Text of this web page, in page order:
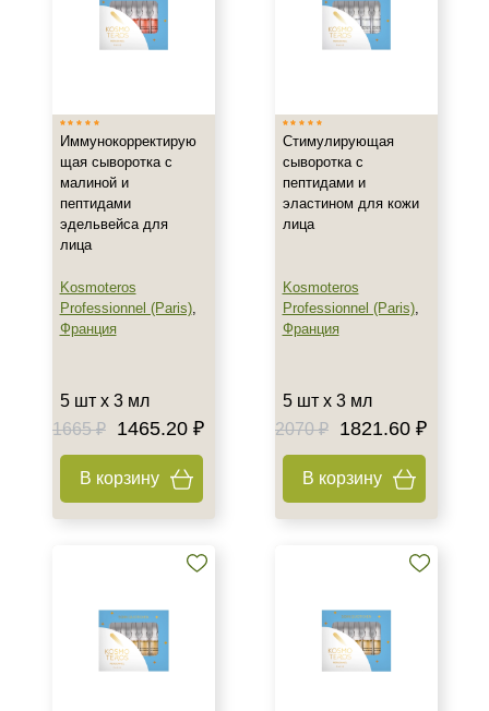
Венгрия
Тип товара
Сыворотка
Биоревитализант
Биорепарант
Класс косметики
Универсальная
Тип кожи
Все типы кожи
Любой возраст
Иммунокорректирую
щая сыворотка с
малиной и
пептидами
эдельвейса для
лица
Kosmoteros
Professionnel (Paris),
Франция
5 шт х 3 мл
1665 ₽
1465.20 ₽
В корзину
Стимулирующая
сыворотка с
пептидами и
эластином для кожи
лица
Kosmoteros
Professionnel (Paris),
Франция
5 шт х 3 мл
2070 ₽
1821.60 ₽
В корзину